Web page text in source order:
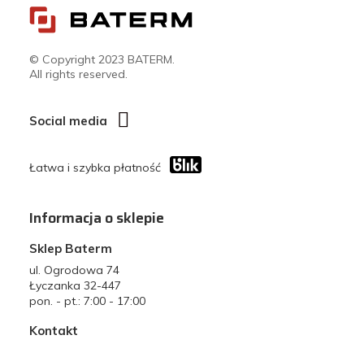
© Copyright 2023 BATERM.
All rights reserved.
Social media
Łatwa i szybka płatność
Informacja o sklepie
Sklep Baterm
ul. Ogrodowa 74
Łyczanka 32-447
pon. - pt.: 7:00 - 17:00
Kontakt